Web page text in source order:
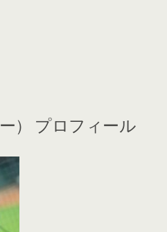
） プロフィール